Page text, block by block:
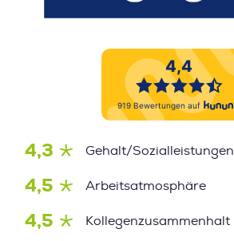
4,3 Gehalt/Sozialleistungen
4,5 Arbeitsatmosphäre
4,5 Kollegenzusammenhalt